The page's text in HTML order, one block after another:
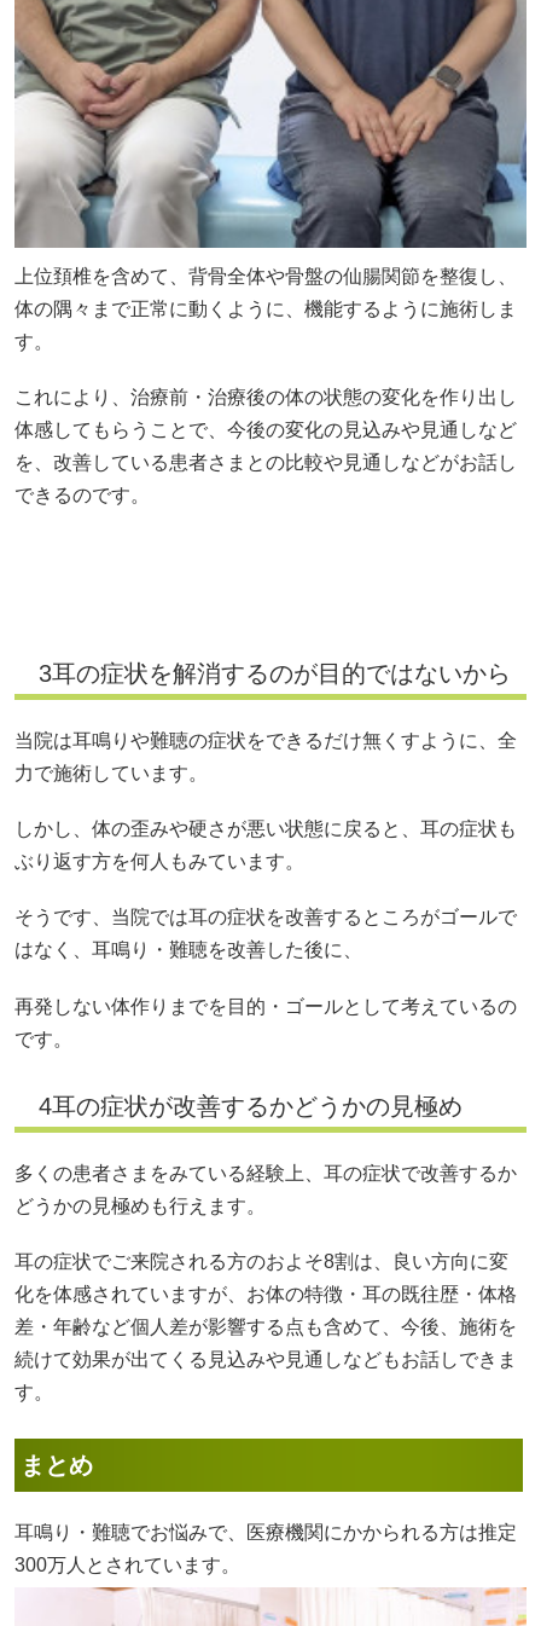
上位頚椎を含めて、背骨全体や骨盤の仙腸関節を整復し、
体の隅々まで正常に動くように、機能するように施術しま
す。
これにより、治療前・治療後の体の状態の変化を作り出し
体感してもらうことで、今後の変化の見込みや見通しなど
を、改善している患者さまとの比較や見通しなどがお話し
できるのです。
3耳の症状を解消するのが目的ではないから
当院は耳鳴りや難聴の症状をできるだけ無くすように、全
力で施術しています。
しかし、体の歪みや硬さが悪い状態に戻ると、耳の症状も
ぶり返す方を何人もみています。
そうです、当院では耳の症状を改善するところがゴールで
はなく、耳鳴り・難聴を改善した後に、
再発しない体作りまでを目的・ゴールとして考えているの
です。
4耳の症状が改善するかどうかの見極め
多くの患者さまをみている経験上、耳の症状で改善するか
どうかの見極めも行えます。
耳の症状でご来院される方のおよそ8割は、良い方向に変
化を体感されていますが、お体の特徴・耳の既往歴・体格
差・年齢など個人差が影響する点も含めて、今後、施術を
続けて効果が出てくる見込みや見通しなどもお話しできま
す。
まとめ
耳鳴り・難聴でお悩みで、医療機関にかかられる方は推定
300万人とされています。